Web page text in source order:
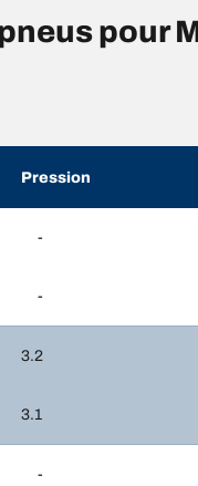
pour
Pression
-
-
3.2
3.1
-